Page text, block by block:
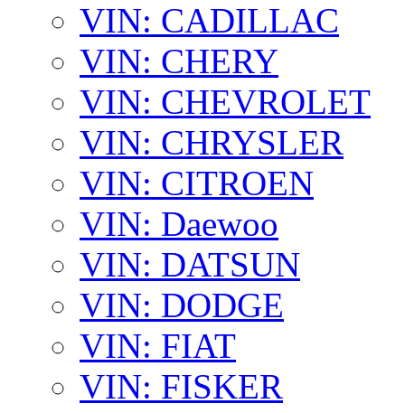
VIN: CADILLAC
VIN: CHERY
VIN: CHEVROLET
VIN: CHRYSLER
VIN: CITROEN
VIN: Daewoo
VIN: DATSUN
VIN: DODGE
VIN: FIAT
VIN: FISKER